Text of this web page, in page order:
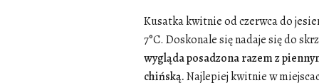
Kusatka kwitnie od czerwca do
7°C. Doskonale się nadaje się do
wygląda posadzona razem z
chińską.Najlepiej kwitnie w